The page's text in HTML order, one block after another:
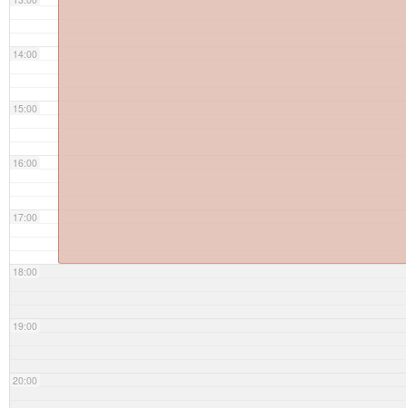
14:00
15:00
16:00
17:00
18:00
19:00
20:00